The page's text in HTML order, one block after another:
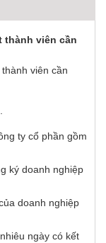
thành viên cần
ty cổ phần gồm
ký doanh nghiệp
doanh nghiệp
ngày có kết